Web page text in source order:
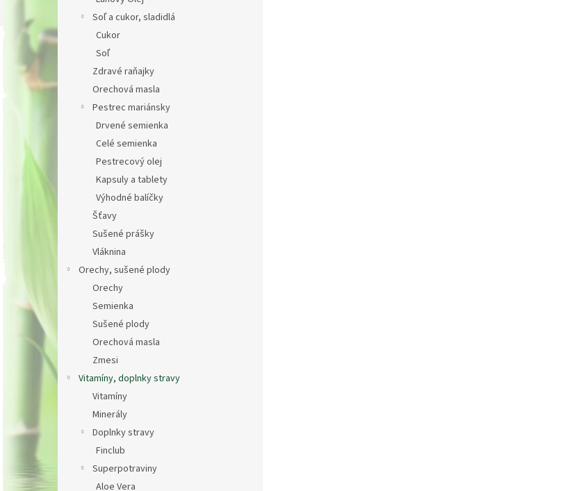
Soľ a cukor, sladidlá
Cukor
Soľ
Zdravé raňajky
Orechová masla
Pestrec mariánsky
Drvené semienka
Celé semienka
Pestrecový olej
Kapsuly a tablety
Výhodné balíčky
Šťavy
Sušené prášky
Vláknina
Orechy, sušené plody
Orechy
Semienka
Sušené plody
Orechová masla
Zmesi
Vitamíny, doplnky stravy
Vitamíny
Minerály
Doplnky stravy
Finclub
Superpotraviny
Aloe Vera